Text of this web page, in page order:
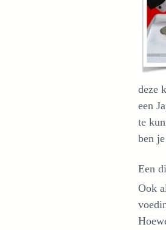
deze
een
te
ben
Een
Ook